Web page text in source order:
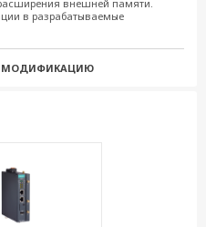
внешней памяти.
в разрабатываемые
МОДИФИКАЦИЮ